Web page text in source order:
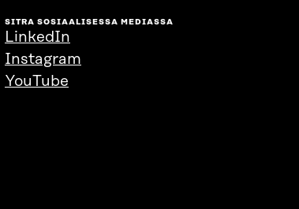
SITRA SOSIAALISESSA MEDIASSA
LinkedIn
Instagram
YouTube